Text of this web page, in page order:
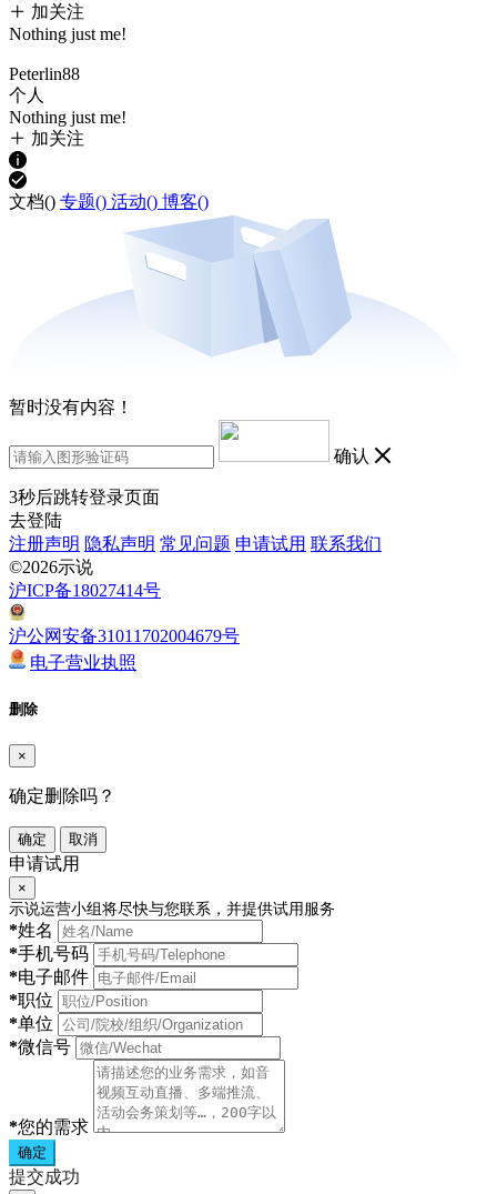
加关注
Nothing just me!
Peterlin88
个人
Nothing just me!
加关注
文档() 专题() 活动() 博客()
暂时没有内容！
确认
3秒后跳转登录页面
去登陆
注册声明 隐私声明 常见问题 申请试用 联系我们
©2026示说
沪ICP备18027414号
沪公网安备31011702004679号
电子营业执照
删除
×
确定删除吗？
确定 取消
申请试用
×
示说运营小组将尽快与您联系，并提供试用服务
*姓名
*手机号码
*电子邮件
*职位
*单位
*微信号
*您的需求
确定
提交成功